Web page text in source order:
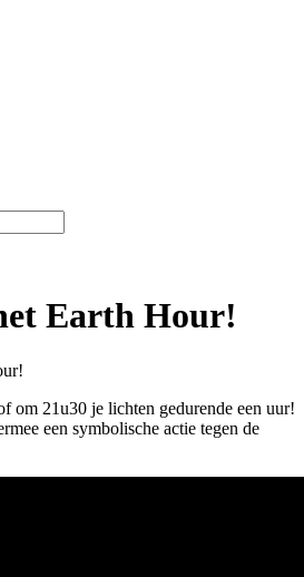
Earth Hour!
om 21u30 je lichten gedurende een uur!
een symbolische actie tegen de